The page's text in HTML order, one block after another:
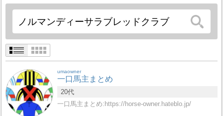
umaowner
一口馬主まとめ
20代
一口馬主まとめ:https://horse-owner.hateblo.jp/